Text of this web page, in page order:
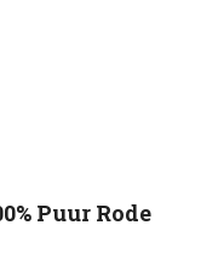
Puur Rode